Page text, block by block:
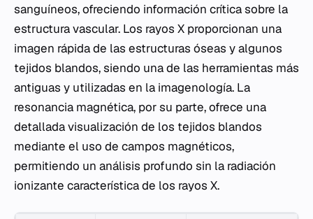
sanguíneos, ofreciendo información crítica sobre la
estructura vascular. Los rayos X proporcionan una
imagen rápida de las estructuras óseas y algunos
tejidos blandos, siendo una de las herramientas más
antiguas y utilizadas en la imagenología. La
resonancia magnética, por su parte, ofrece una
detallada visualización de los tejidos blandos
mediante el uso de campos magnéticos,
permitiendo un análisis profundo sin la radiación
ionizante característica de los rayos X.